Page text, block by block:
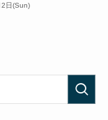
日(Sun)